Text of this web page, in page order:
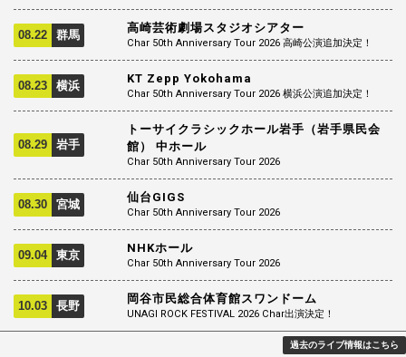
08.22 群馬 高崎芸術劇場スタジオシアター
Char 50th Anniversary Tour 2026 高崎公演追加決定！
08.23 横浜 KT Zepp Yokohama
Char 50th Anniversary Tour 2026 横浜公演追加決定！
08.29 岩手
トーサイクラシックホール岩手（岩手県民会
館） 中ホール
Char 50th Anniversary Tour 2026
08.30 宮城 仙台GIGS
Char 50th Anniversary Tour 2026
09.04 東京 NHKホール
Char 50th Anniversary Tour 2026
10.03 長野 岡谷市民総合体育館スワンドーム
UNAGI ROCK FESTIVAL 2026 Char出演決定！
過去のライブ情報はこちら